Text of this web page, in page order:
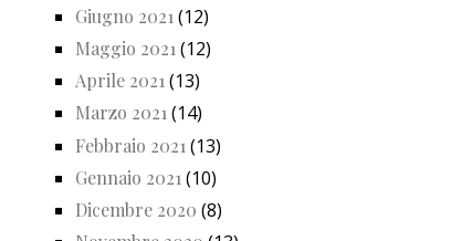
Giugno 2021 (12)
Maggio 2021 (12)
Aprile 2021 (13)
Marzo 2021(14)
Febbraio 2021 (13)
Gennaio 2021 (10)
Dicembre 2020 (8)